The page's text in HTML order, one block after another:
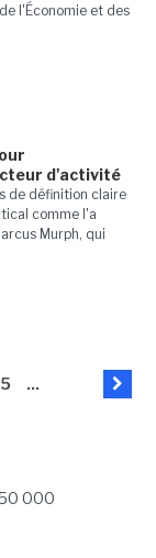
l'Économie et des
d'activité
de définition claire
comme l'a
Murph, qui
5 ...
000